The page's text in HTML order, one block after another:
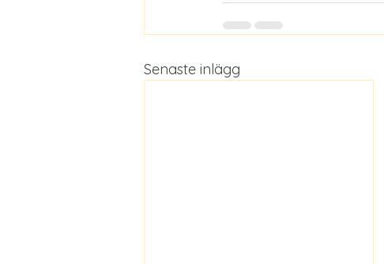
Senaste inlägg